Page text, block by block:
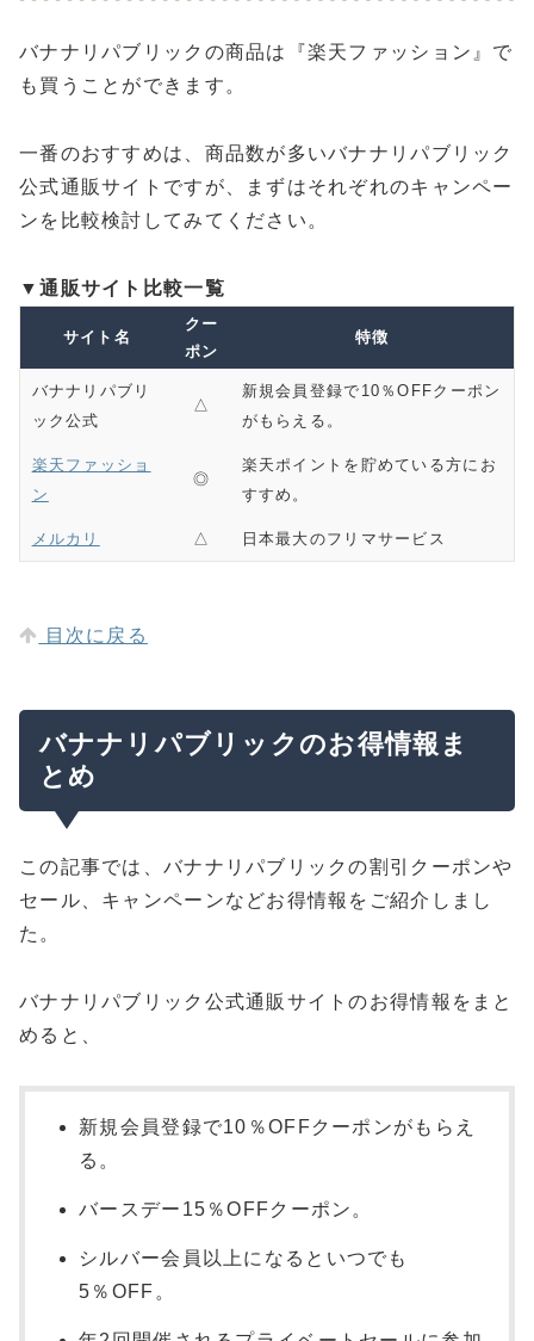
バナナリパブリックの商品は『楽天ファッション』で
も買うことができます。
一番のおすすめは、商品数が多いバナナリパブリック
公式通販サイトですが、まずはそれぞれのキャンペー
ンを比較検討してみてください。
▼通販サイト比較一覧
サイト名
クー
ポン
特徴
バナナリパブリ
ック公式
△
新規会員登録で10％OFFクーポン
がもらえる。
楽天ファッショ
ン
◎
楽天ポイントを貯めている方にお
すすめ。
メルカリ △ 日本最大のフリマサービス
目次に戻る
バナナリパブリックのお得情報ま
とめ
この記事では、バナナリパブリックの割引クーポンや
セール、キャンペーンなどお得情報をご紹介しまし
た。
バナナリパブリック公式通販サイトのお得情報をまと
めると、
新規会員登録で10％OFFクーポンがもらえ
る。
バースデー15％OFFクーポン。
シルバー会員以上になるといつでも
5％OFF。